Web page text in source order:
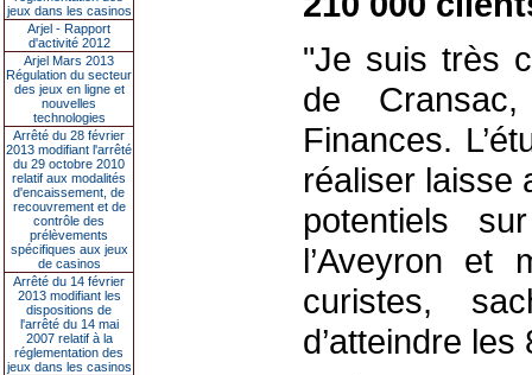
jeux dans les casinos
Arjel - Rapport
d'activité 2012
Arjel Mars 2013
Régulation du secteur
des jeux en ligne et
nouvelles
technologies
Arrêté du 28 février
2013 modifiant l'arrêté
du 29 octobre 2010
relatif aux modalités
d'encaissement, de
recouvrement et de
contrôle des
prélèvements
spécifiques aux jeux
de casinos
Arrêté du 14 février
2013 modifiant les
dispositions de
l'arrêté du 14 mai
2007 relatif à la
réglementation des
jeux dans les casinos
"Je suis très
de
Finances.
réaliser laisse
potentiels
l’Aveyron et
curistes,
d’atteindre